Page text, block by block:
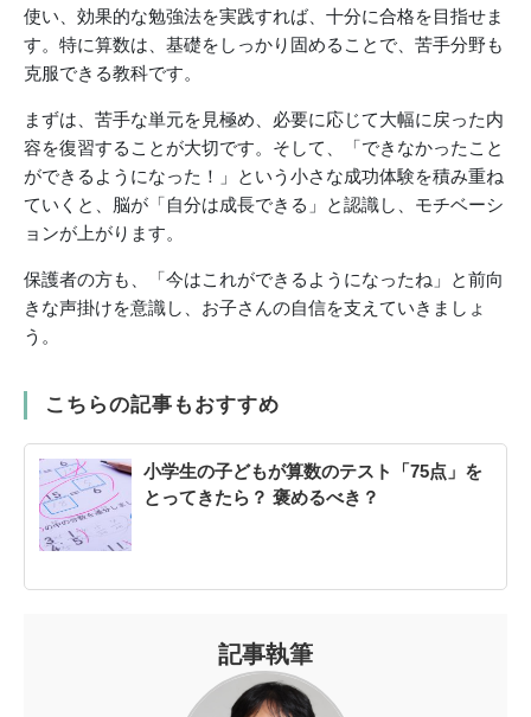
使い、効果的な勉強法を実践すれば、十分に合格を目指せま
す。特に算数は、基礎をしっかり固めることで、苦手分野も
克服できる教科です。
まずは、苦手な単元を見極め、必要に応じて大幅に戻った内
容を復習することが大切です。そして、「できなかったこと
ができるようになった！」という小さな成功体験を積み重ね
ていくと、脳が「自分は成長できる」と認識し、モチベーシ
ョンが上がります。
保護者の方も、「今はこれができるようになったね」と前向
きな声掛けを意識し、お子さんの自信を支えていきましょ
う。
こちらの記事もおすすめ
小学生の子どもが算数のテスト「75点」を
とってきたら？ 褒めるべき？
記事執筆